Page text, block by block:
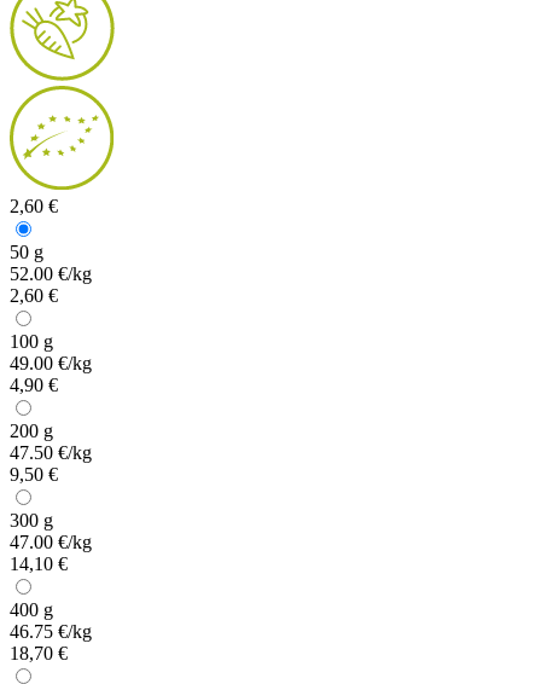
2,60 €
50 g
52.00 €/kg
2,60 €
100 g
49.00 €/kg
4,90 €
200 g
47.50 €/kg
9,50 €
300 g
47.00 €/kg
14,10 €
400 g
46.75 €/kg
18,70 €